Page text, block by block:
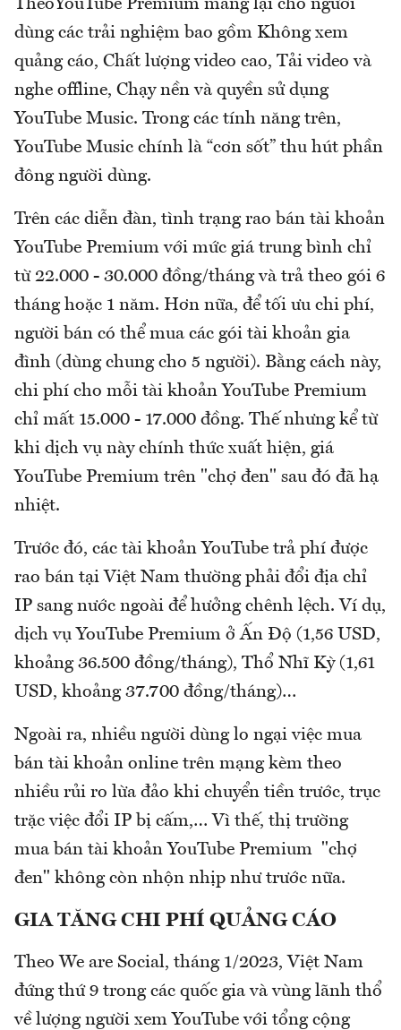
TheoYouTube Premium mang lại cho người
dùng các trải nghiệm bao gồm Không xem
quảng cáo, Chất lượng video cao, Tải video và
nghe offline, Chạy nền và quyền sử dụng
YouTube Music. Trong các tính năng trên,
YouTube Music chính là “cơn sốt” thu hút phần
đông người dùng.
Trên các diễn đàn, tình trạng rao bán tài khoản
YouTube Premium với mức giá trung bình chỉ
từ 22.000 - 30.000 đồng/tháng và trả theo gói 6
tháng hoặc 1 năm. Hơn nữa, để tối ưu chi phí,
người bán có thể mua các gói tài khoản gia
đình (dùng chung cho 5 người). Bằng cách này,
chi phí cho mỗi tài khoản YouTube Premium
chỉ mất 15.000 - 17.000 đồng. Thế nhưng kể từ
khi dịch vụ này chính thức xuất hiện, giá
YouTube Premium trên "chợ đen" sau đó đã hạ
nhiệt.
Trước đó, các tài khoản YouTube trả phí được
rao bán tại Việt Nam thường phải đổi địa chỉ
IP sang nước ngoài để hưởng chênh lệch. Ví dụ,
dịch vụ YouTube Premium ở Ấn Độ (1,56 USD,
khoảng 36.500 đồng/tháng), Thổ Nhĩ Kỳ (1,61
USD, khoảng 37.700 đồng/tháng)…
Ngoài ra, nhiều người dùng lo ngại việc mua
bán tài khoản online trên mạng kèm theo
nhiều rủi ro lừa đảo khi chuyển tiền trước, trục
trặc việc đổi IP bị cấm,… Vì thế, thị trường
mua bán tài khoản YouTube Premium "chợ
đen" không còn nhộn nhịp như trước nữa.
GIA TĂNG CHI PHÍ QUẢNG CÁO
Theo We are Social, tháng 1/2023, Việt Nam
đứng thứ 9 trong các quốc gia và vùng lãnh thổ
về lượng người xem YouTube với tổng cộng